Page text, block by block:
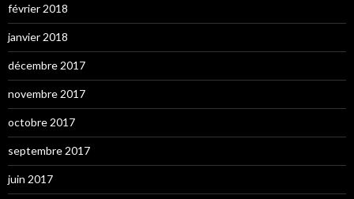
février 2018
janvier 2018
décembre 2017
novembre 2017
octobre 2017
septembre 2017
juin 2017